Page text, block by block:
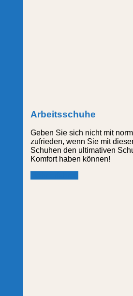
Arbeitsschuhe
Geben Sie sich nicht mit
zufrieden, wenn Sie mit
Schuhen den ultimativen
Komfort haben können!